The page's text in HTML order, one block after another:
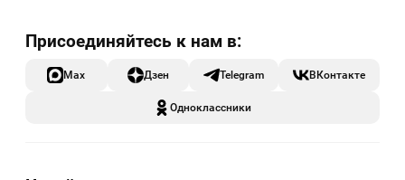
Max Дзен Telegram ВКонтакте
Одноклассники